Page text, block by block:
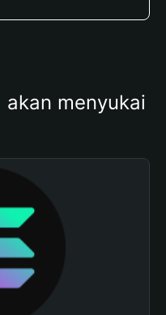
akan menyukai